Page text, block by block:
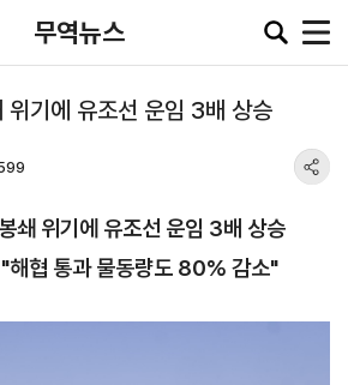
무역뉴스
환율/
원자재
동향
환율종합
KITA
TV
위기에 유조선 운임 3배 상승
쇄 위기에 유조선 운임 3배 상승
해협 통과 물동량도 80% 감소"